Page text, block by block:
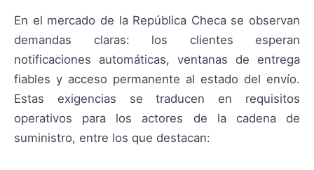
En el mercado de la República Checa se observan
demandas claras: los clientes esperan
notificaciones automáticas, ventanas de entrega
fiables y acceso permanente al estado del envío.
Estas exigencias se traducen en requisitos
operativos para los actores de la cadena de
suministro, entre los que destacan: